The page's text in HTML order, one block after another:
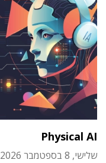
Physical AI
שלישי, 8 בספטמבר 2026